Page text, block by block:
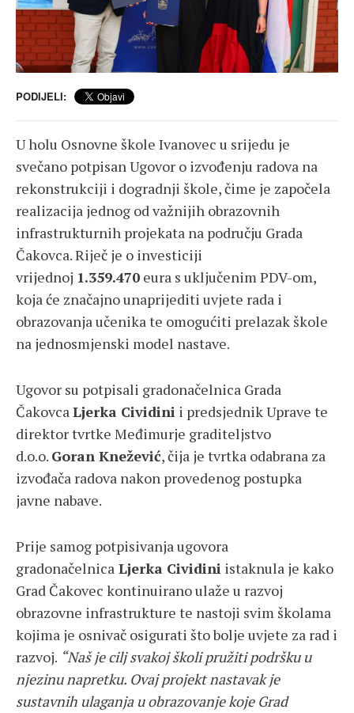
PODIJELI:
U holu Osnovne škole Ivanovec u srijedu je
svečano potpisan Ugovor o izvođenju radova na
rekonstrukciji i dogradnji škole, čime je započela
realizacija jednog od važnijih obrazovnih
infrastrukturnih projekata na području Grada
Čakovca. Riječ je o investiciji
vrijednoj 1.359.470 eura s uključenim PDV-om,
koja će značajno unaprijediti uvjete rada i
obrazovanja učenika te omogućiti prelazak škole
na jednosmjenski model nastave.
Ugovor su potpisali gradonačelnica Grada
ČakovcaLjerka Cividini i predsjednik Uprave te
direktor tvrtke Međimurje graditeljstvo
d.o.o. Goran Knežević, čija je tvrtka odabrana za
izvođača radova nakon provedenog postupka
javne nabave.
Prije samog potpisivanja ugovora
gradonačelnica Ljerka Cividini istaknula je kako
Grad Čakovec kontinuirano ulaže u razvoj
obrazovne infrastrukture te nastoji svim školama
kojima je osnivač osigurati što bolje uvjete za rad i
razvoj. “Naš je cilj svakoj školi pružiti podršku u
njezinu napretku. Ovaj projekt nastavak je
sustavnih ulaganja u obrazovanje koje Grad